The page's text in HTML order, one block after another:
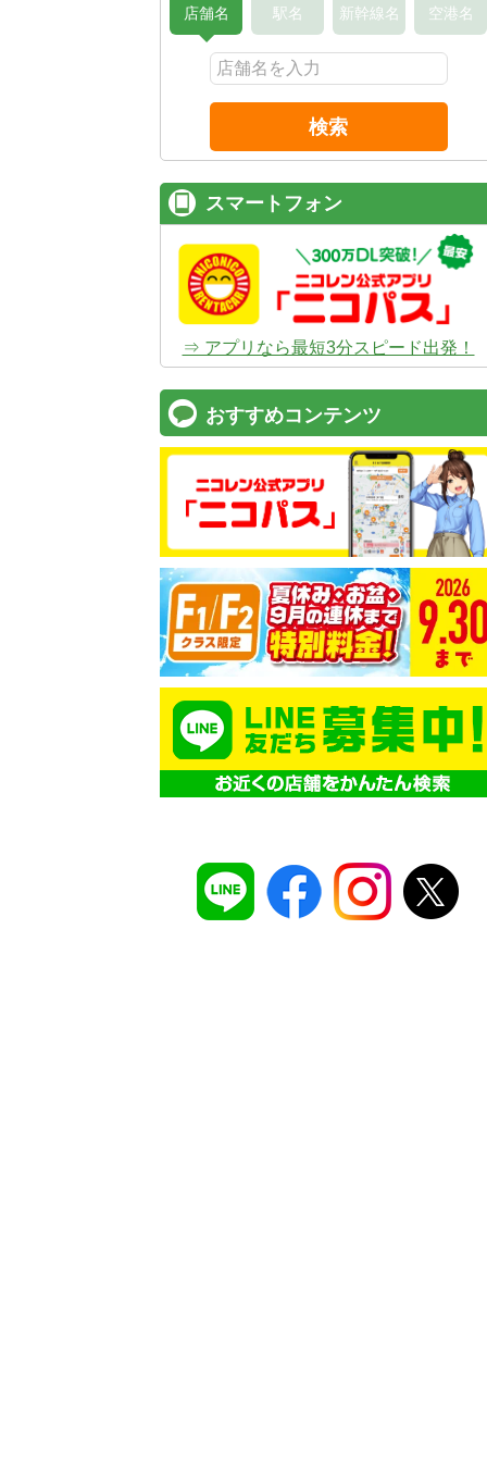
店舗名 駅名 新幹線名 空港名
検索
スマートフォン
⇒ アプリなら最短3分スピード出発！
おすすめコンテンツ